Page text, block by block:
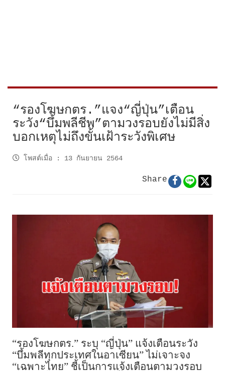
“รองโฆษกตร.”แจง“ญี่ปุ่น”เตือน
ระวัง“บึ้มพลีชีพ”ตามวงรอบยังไม่มีสิ่ง
บอกเหตุไม่ถึงขั้นเฝ้าระวังพิเศษ
โพสต์เมื่อ : 13 กันยายน 2564
Share
“รองโฆษกตร.” ระบุ “ญี่ปุ่น” แจ้งเตือนระวัง
“บึ้มพลีทุกประเทศในอาเซียน” ไม่เจาะจง
“เฉพาะไทย” ชี้เป็นการแจ้งเตือนตามวงรอบ